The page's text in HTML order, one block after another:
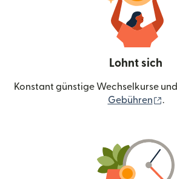
Lohnt sich
Konstant günstige Wechselkurse und
Gebühren
.